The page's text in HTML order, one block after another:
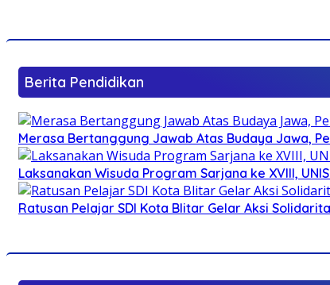
Berita Pendidikan
Merasa Bertanggung Jawab Atas Budaya Jawa,
Laksanakan Wisuda Program Sarjana ke XVIII,
Ratusan Pelajar SDI Kota Blitar Gelar Aksi